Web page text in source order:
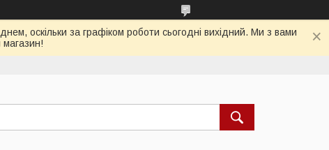
оскільки за графіком роботи сьогодні вихідний. Ми з вами